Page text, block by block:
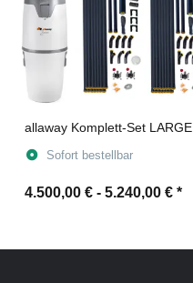
allaway Komplett-Set LARGE
Sofort bestellbar
4.500,00 € - 5.240,00 € *